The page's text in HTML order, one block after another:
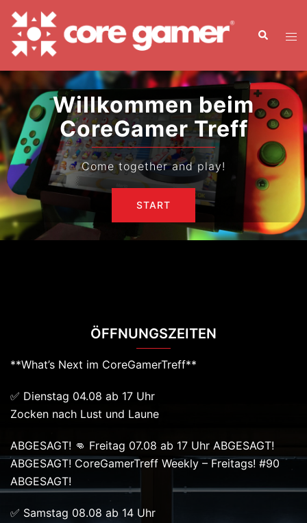
Zum
Inhalt
springen
Suche
Willkommen beim
CoreGamer Treff
Come together and play!
START
ÖFFNUNGSZEITEN
**What’s Next im CoreGamerTreff**
✅ Dienstag 04.08 ab 17 Uhr
Zocken nach Lust und Laune
ABGESAGT! 👊 Freitag 07.08 ab 17 Uhr ABGESAGT!
ABGESAGT! CoreGamerTreff Weekly – Freitags! #90
ABGESAGT!
✅ Samstag 08.08 ab 14 Uhr